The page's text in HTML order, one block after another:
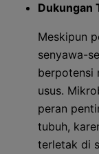
Dukungan
Meskipun
senyawa-
berpotensi
usus.
peran
tubuh,
terletak di